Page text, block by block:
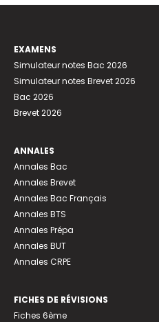
EXAMENS
Simulateur notes Bac 2026
Simulateur notes Brevet 2026
Bac 2026
Brevet 2026
ANNALES
Annales Bac
Annales Brevet
Annales Bac Français
Annales BTS
Annales Prépa
Annales BUT
Annales CRPE
FICHES DE RÉVISIONS
Fiches 6ème